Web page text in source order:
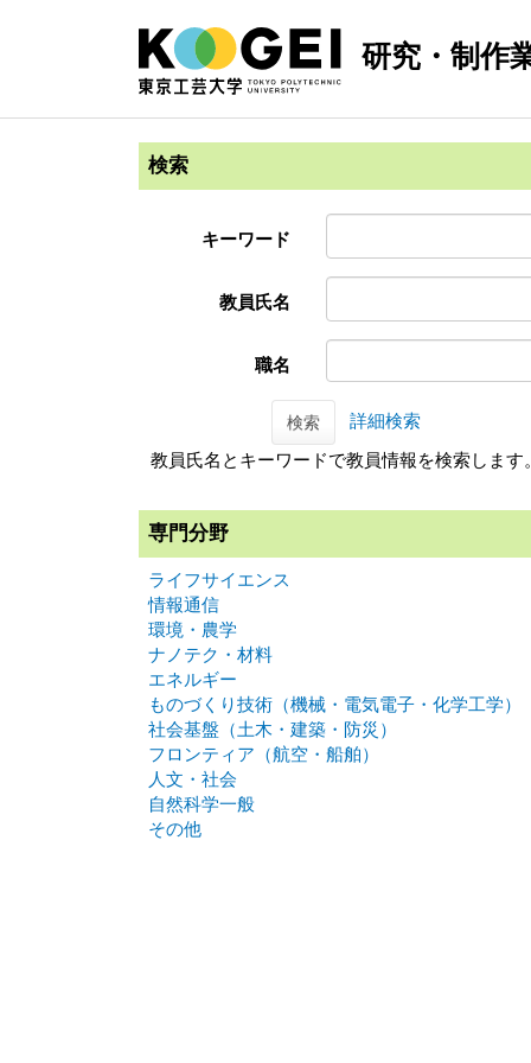
研究・制作
検索
キーワード
教員氏名
職名
検索
詳細検索
教員氏名とキーワードで教員情報を検索します
専門分野
ライフサイエンス
情報通信
環境・農学
ナノテク・材料
エネルギー
ものづくり技術（機械・電気電子・化学工学）
社会基盤（土木・建築・防災）
フロンティア（航空・船舶）
人文・社会
自然科学一般
その他